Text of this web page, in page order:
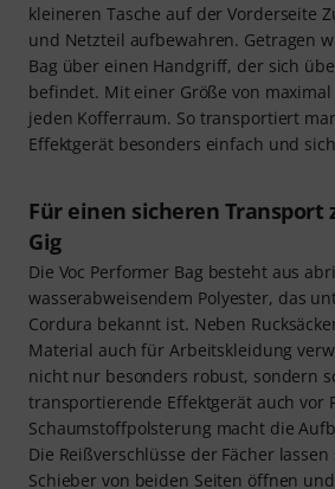
kleineren Tasche auf der Vorderseite
und Netzteil aufbewahren. Getragen
Bag über einen Handgriff, der sich
befindet. Mit einer Größe von
jeden Kofferraum. So transportiert
Effektgerät besonders einfach und
Für einen sicheren Transport
Gig
Die Voc Performer Bag besteht aus
wasserabweisendem Polyester, das
Cordura bekannt ist. Neben
Material auch für Arbeitskleidung
nicht nur besonders robust, sondern
transportierende Effektgerät auch vor
Schaumstoffpolsterung macht die
Die Reißverschlüsse der Fächer
Schieber von beiden Seiten öffnen